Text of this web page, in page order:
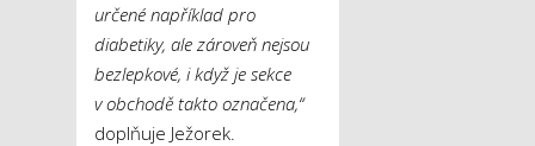
určené například pro
diabetiky, ale zároveň nejsou
bezlepkové, i když je sekce
v obchodě takto označena,“
doplňuje Ježorek.